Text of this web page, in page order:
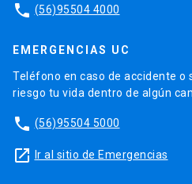
phone (56)95504 4000
EMERGENCIAS UC
Teléfono en caso de accidente o
riesgo tu vida dentro de algún
phone (56)95504 5000
launch Ir al sitio de Emergencias